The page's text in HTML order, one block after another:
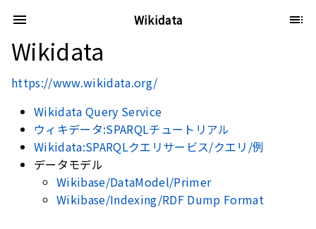
Wikidata
Wikidata
https://www.wikidata.org/
Wikidata Query Service
ウィキデータ:SPARQLチュートリアル
Wikidata:SPARQLクエリサービス/クエリ/例
データモデル
Wikibase/DataModel/Primer
Wikibase/Indexing/RDF Dump Format